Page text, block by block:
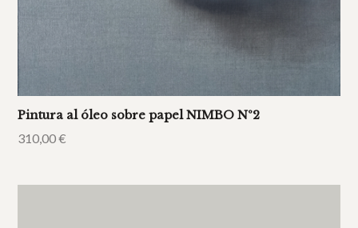
Pintura al óleo sobre papel NIMBO Nº2
310,00€